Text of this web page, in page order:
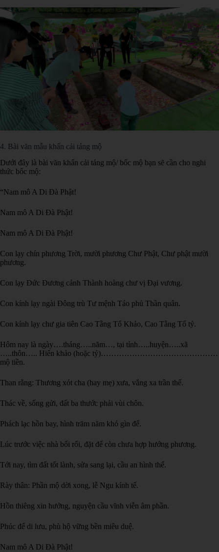
4. Bài văn mẫu khấn cải táng mộ
Dưới đây là bài văn khấn cải táng mộ/ bốc mộ bạn sẽ cần cho nghi
thức bốc mộ:
“Nam mô A Di Đà Phật!
Nam mô A Di Đà Phật!
Nam mô A Di Đà Phật!
Con lạy chín phương Trời, mười phương Chư Phật, Chư phật mười
phương.
Con lạy Đức Đương cảnh Thành hoàng chư vị Đại vương.
Con kính lạy ngài Đông trù Tư mệnh Táo phủ Thần quân.
Con kính lạy chư gia tiên Cao Tằng Tổ Khảo, Cao Tằng Tổ tỷ.
Hôm nay là ngày….tháng…..năm…, tại tỉnh…..huyện…..xã
…..thôn….. Hiển khảo (hoặc tỷ)………………………………………
mộ tiền.
Than rằng: Thương xót cha (hay mẹ) xưa, vắng xa trần thế.
Thác về, sống gửi, đất ba thước phải vùi chôn.
Phách lạc hồn bay, hình trăm năm khó gìn để.
Lúc trước việc nhà bối rối, đặt để còn chưa hợp hướng phương.
Tới nay, tìm đất tốt lành, sửa sang lại, cầu an hình thể.
Rày thân: Phần mộ dời xong, lễ Ngu kính tế.
Hồn thiêng xin hưởng, nguyện cầu vĩnh viễn âm phần.
Phúc để di lưu, phù hộ vững bền miêu duệ.
Nam mô A Di Đà Phật!